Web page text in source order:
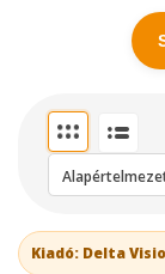
Kiadó: Delta